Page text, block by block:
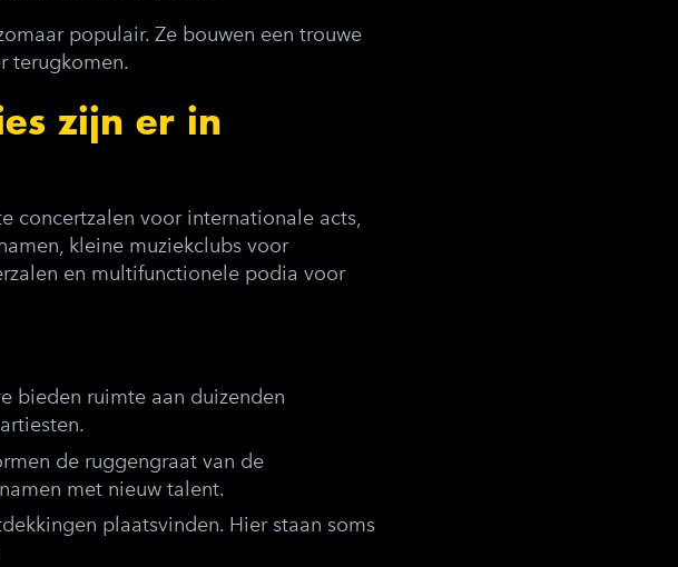
populair. Ze bouwen een trouwe
terugkomen.
zijn er in
concertzalen voor internationale acts,
kleine muziekclubs voor
en multifunctionele podia voor
bieden ruimte aan duizenden
de ruggengraat van de
met nieuw talent.
plaatsvinden. Hier staan soms